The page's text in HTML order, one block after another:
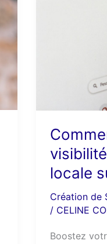
locale
Création de
/ CELINE
Boostez